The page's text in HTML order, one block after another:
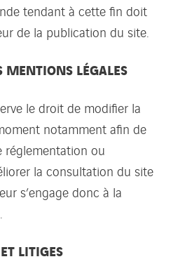
tendant à cette fin doit
de la publication du site.
LÉGALES
le droit de modifier la
notamment afin de
réglementation ou
la consultation du site
s’engage donc à la
LITIGES